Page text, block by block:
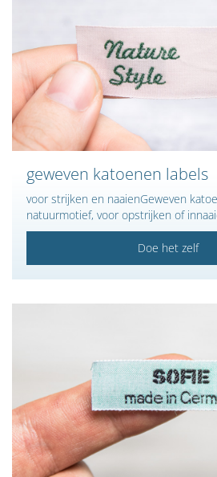
geweven katoenen labels
voor strijken en naaienGeweven
natuurmotief, voor opstrijken of
Doe het zelf